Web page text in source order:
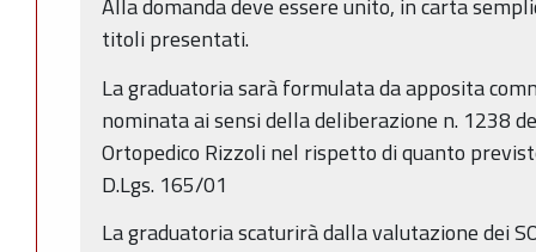
Alla domanda deve essere unito, in carta
titoli presentati.
La graduatoria sarà formulata da apposita
nominata ai sensi della deliberazione n. 1238
Ortopedico Rizzoli nel rispetto di quanto
D.Lgs. 165/01
La graduatoria scaturirà dalla valutazione dei